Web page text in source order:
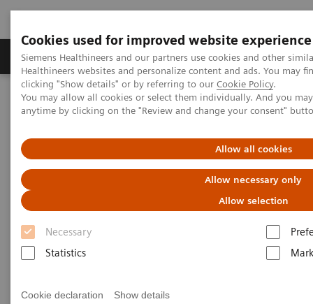
Cookies used for improved website experience
Siemens Healthineers and our partners use cookies and other
Healthineers websites and personalize content and ads. You may
clicking "Show details" or by referring to our Cookie Policy.
You may allow all cookies or select them individually. And you
anytime by clicking on the "Review and change your consent"
Allow all cookies
Allow necessary only
Allow selection
Necessary
Statistics
Cookie declaration Show details
Produkter og løsninger Support og
Hjem
Produkter og løsninger innen bildediagnostikk
Molekylær avbildning
MI World Summit 2026
Image 89